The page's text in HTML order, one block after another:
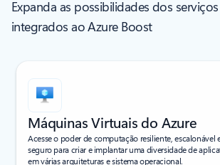
Expanda as possibilidades dos
integrados ao Azure Boost
Máquinas Virtuais do Azure
Acesse o poder de computação resiliente, escalonável
seguro para criar e implantar uma diversidade de
em várias arquiteturas e sistema operacional.